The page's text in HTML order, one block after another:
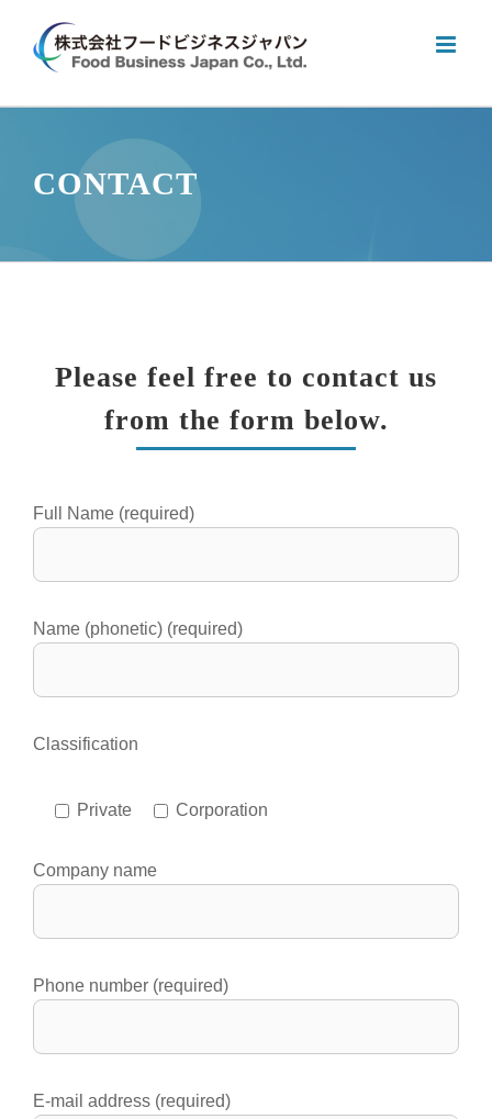
content
CONTACT
Please feel free to contact us
from the form below.
Full Name (required)
Name (phonetic) (required)
Classification
Private Corporation
Company name
Phone number (required)
E-mail address (required)